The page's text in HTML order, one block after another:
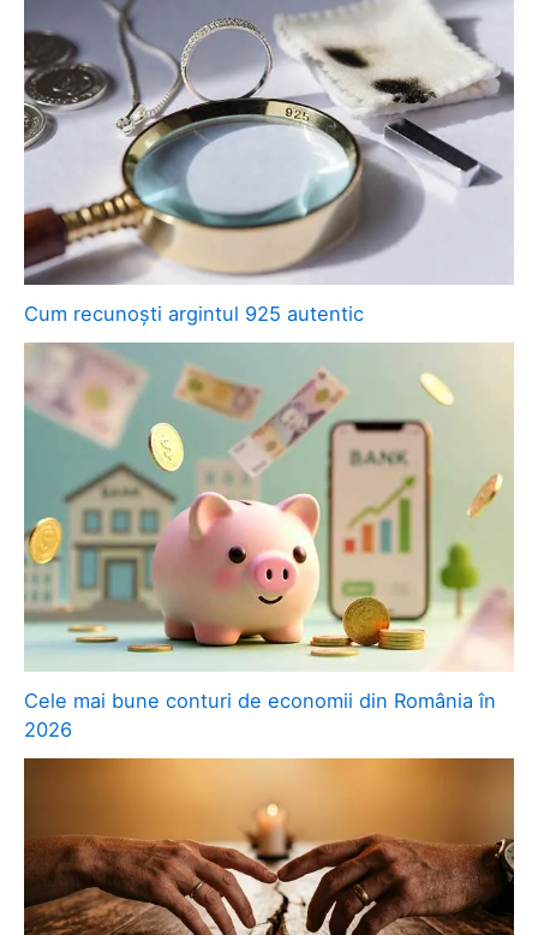
Cum recunoști argintul 925 autentic
Cele mai bune conturi de economii din România în
2026